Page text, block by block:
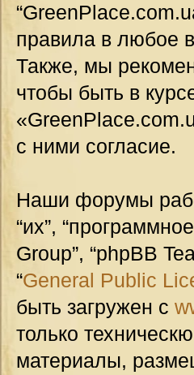
правила в любое
Также, мы
чтобы быть в
с ними согласие.
Наши форумы
“их”,
Group”, “phpBB
“General Public
быть загружен с
только
материалы,